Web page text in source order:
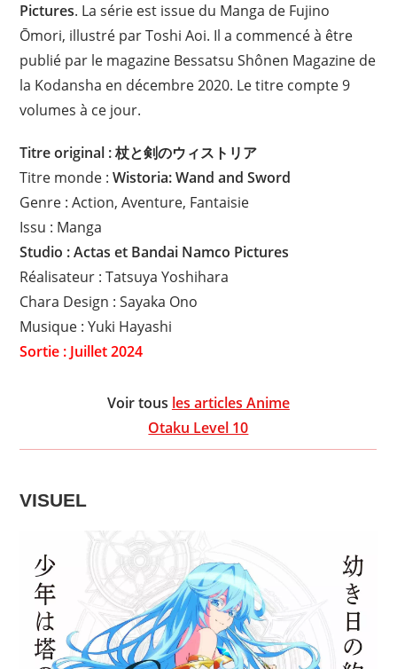
Pictures. La série est issue du Manga de Fujino
Ōmori, illustré par Toshi Aoi. Il a commencé à être
publié par le magazine Bessatsu Shônen Magazine de
la Kodansha en décembre 2020. Le titre compte 9
volumes à ce jour.
Titre original : 杖と剣のウィストリア
Titre monde :Wistoria: Wand and Sword
Genre : Action, Aventure, Fantaisie
Issu : Manga
Studio : Actas et Bandai Namco Pictures
Réalisateur : Tatsuya Yoshihara
Chara Design : Sayaka Ono
Musique : Yuki Hayashi
Sortie : Juillet 2024
Voir tous les articles Anime
Otaku Level 10
VISUEL